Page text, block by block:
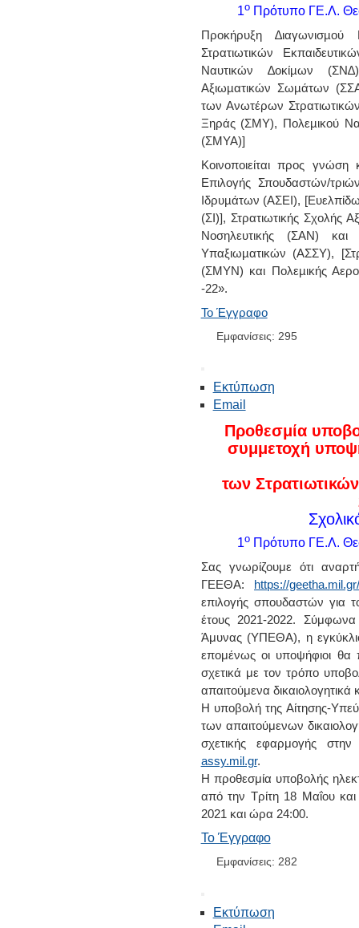
1ο Πρότυπο ΓΕ.Λ.
Προκήρυξη ∆ιαγωνισµού
Στρατιωτικών
Ναυτικών ∆οκίµων
Αξιωµατικών Σωµάτων
των Ανωτέρων
Ξηράς (ΣΜΥ), Πολεµικού
(ΣΜΥΑ)]
Κοινοποιείται προς
Επιλογής Σπουδαστών/
Ιδρυµάτων (ΑΣΕΙ),
(ΣΙ)], Στρατιωτικής Σχολής
Νοσηλευτικής (ΣΑΝ)
Υπαξιωµατικών (ΑΣΣΥ),
(ΣΜΥΝ) και Πολεµικής
-22».
Το Έγγραφο
Εμφανίσεις: 295
Εκτύπωση
Email
Προθεσμία
συμμετοχή
των
1ο Πρότυπο ΓΕ.Λ.
Σας γνωρίζουμε ότι
ΓΕΕΘΑ:
https://
επιλογής σπουδαστών για
έτους 2021-2022.
Άμυνας (ΥΠΕΘΑ), η
επομένως οι υποψήφιοι θα
σχετικά με τον τρόπο
απαιτούμενα δικαιολογητικά
H υποβολή της Αίτησης-
των απαιτούμενων
σχετικής εφαρμογής
assy.mil.gr.
Η προθεσμία υποβολής
από την Τρίτη 18 Μαΐου
2021 και ώρα 24:00.
Το Έγγραφο
Εμφανίσεις: 282
Εκτύπωση